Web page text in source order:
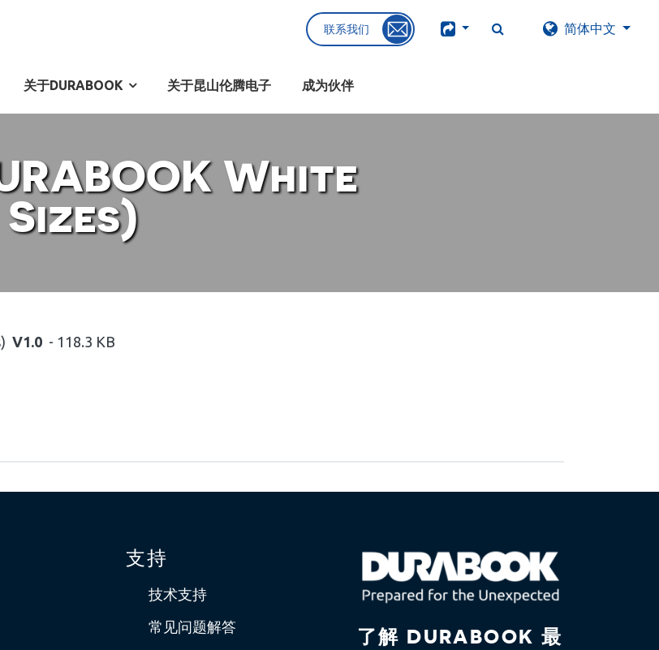
联系我们 简体中文
关于DURABOOK 关于昆山伦腾电子 成为伙伴
White
V1.0 - 118.3 KB
支持
技术支持
常见问题解答
了解 DURABOOK 最